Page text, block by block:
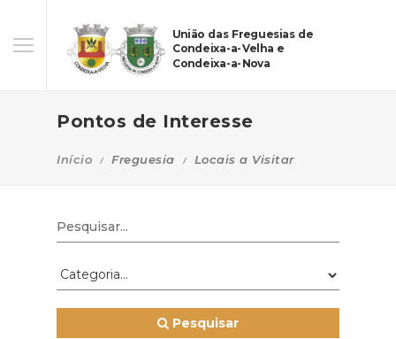
União das Freguesias de
Condeixa-a-Velha e
Condeixa-a-Nova
Pontos de Interesse
Início Freguesia Locais a Visitar
Pesquisar